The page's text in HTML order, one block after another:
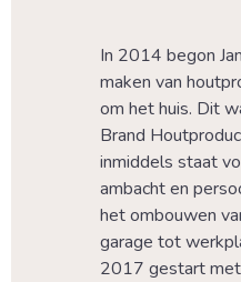
In 2014 begon
maken van
om het huis. Dit
Brand
inmiddels staat
ambacht en
het ombouwen
garage tot
2017 gestart